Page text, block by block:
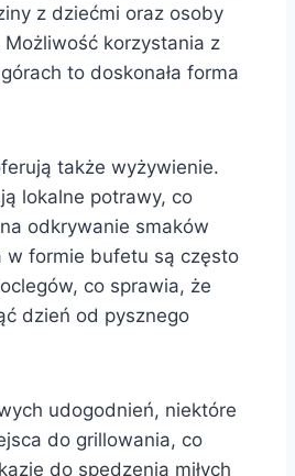
z dziećmi oraz osoby
korzystania z
to doskonała forma
także wyżywienie.
lokalne potrawy, co
odkrywanie smaków
w formie bufetu są często
co sprawia, że
dzień od pysznego
udogodnień, niektóre
do grillowania, co
do spędzenia miłych